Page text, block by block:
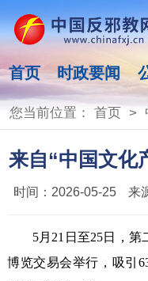
首页 时政要闻
您当前位置： 首页>
来自“中国文化
时间： 2026-05-25 来
5月21日至25日，
博览交易会举行，吸引